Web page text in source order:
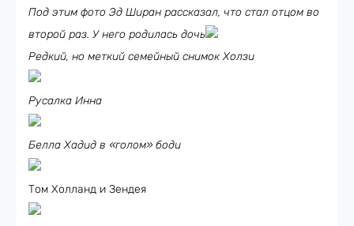
Под этим фото Эд Ширан рассказал, что стал отцом во
второй раз. У него родилась дочь
Редкий, но меткий семейный снимок Холзи
Русалка Инна
Белла Хадид в «голом» боди
Том Холланд и Зендея